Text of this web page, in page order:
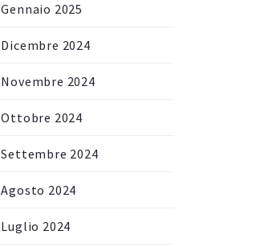
Gennaio 2025
Dicembre 2024
Novembre 2024
Ottobre 2024
Settembre 2024
Agosto 2024
Luglio 2024